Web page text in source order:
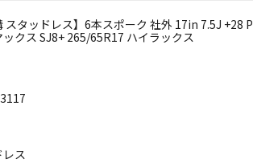
スタッドレス】6本スポーク 社外 17in 7.5J +28
ックス SJ8+ 265/65R17 ハイラックス
ス